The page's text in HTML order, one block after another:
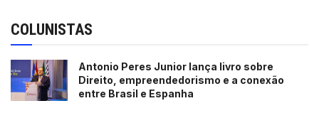
COLUNISTAS
Antonio Peres Junior lança livro sobre
Direito, empreendedorismo e a conexão
entre Brasil e Espanha